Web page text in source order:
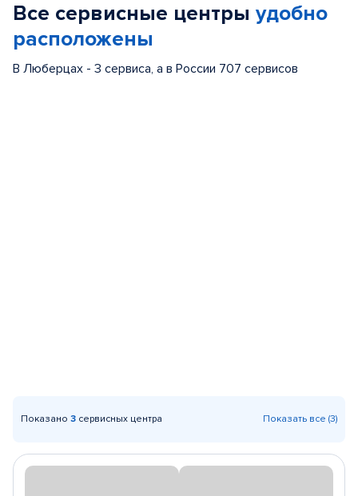
Все сервисные центры удобно
расположены
В Люберцах - 3 сервиса, а в России 707 сервисов
Показано 3 сервисных центра Показать все (3)